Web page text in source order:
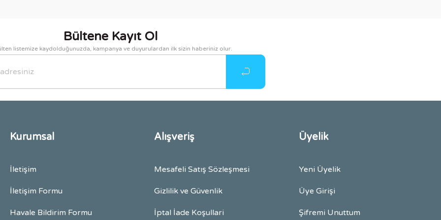
Bültene Kayıt Ol
listemize kaydolduğunuzda, kampanya ve duyurulardan ilk sizin haberiniz olur.
Kurumsal
İletişim
İletişim Formu
Havale Bildirim Formu
Alışveriş
Mesafeli Satış Sözleşmesi
Gizlilik ve Güvenlik
İptal İade Koşullari
Üyelik
Yeni Üyelik
Üye Girişi
Şifremi Unuttum